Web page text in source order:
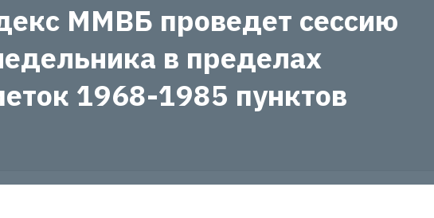
ММВБ проведет сессию
в пределах
1968-1985 пунктов